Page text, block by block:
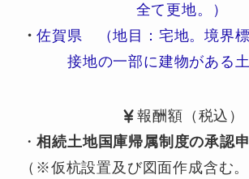
全て更地。）
・佐賀県 （地目：宅地。境界
接地の一部に建物がある土
報酬額（税込）
・相続土地国庫帰属制度の承認
（※仮杭設置及び図面作成含む